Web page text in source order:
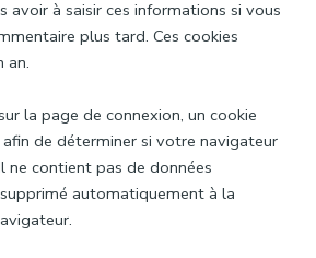
avoir à saisir ces informations si vous
plus tard. Ces cookies
an.
la page de connexion, un cookie
de déterminer si votre navigateur
ne contient pas de données
automatiquement à la